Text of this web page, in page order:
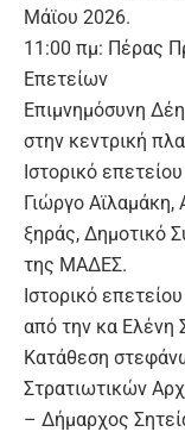
Μάϊου 2026.
11:00 πμ: Πέρας
Επετείων
Επιμνημόσυνη
στην κεντρική
Ιστορικό
Γιώργο Αϊλαμάκη,
ξηράς, Δημοτικό
της ΜΑΔΕΣ.
Ιστορικό
από την κα Ελένη
Κατάθεση
Στρατιωτικών
– Δήμαρχος